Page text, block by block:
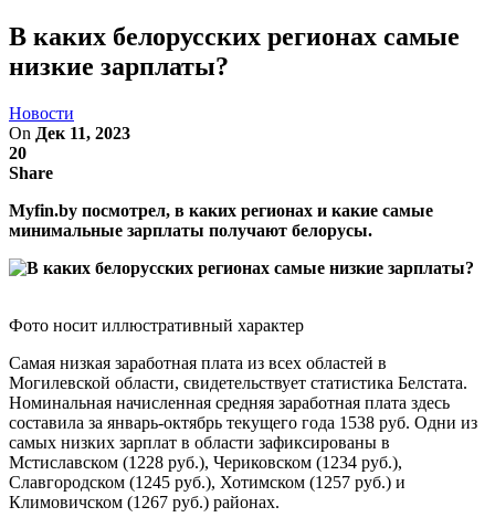
В каких белорусских регионах самые
низкие зарплаты?
Новости
On Дек 11, 2023
20
Share
Myfin.by посмотрел, в каких регионах и какие самые
минимальные зарплаты получают белорусы.
Фото носит иллюстративный характер
Самая низкая заработная плата из всех областей в
Могилевской области, свидетельствует статистика Белстата.
Номинальная начисленная средняя заработная плата здесь
составила за январь-октябрь текущего года 1538 руб. Одни из
самых низких зарплат в области зафиксированы в
Мстиславском (1228 руб.), Чериковском (1234 руб.),
Славгородском (1245 руб.), Хотимском (1257 руб.) и
Климовичском (1267 руб.) районах.